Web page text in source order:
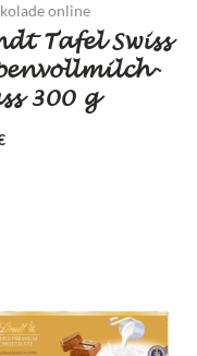
online
Tafel Swiss
300 g